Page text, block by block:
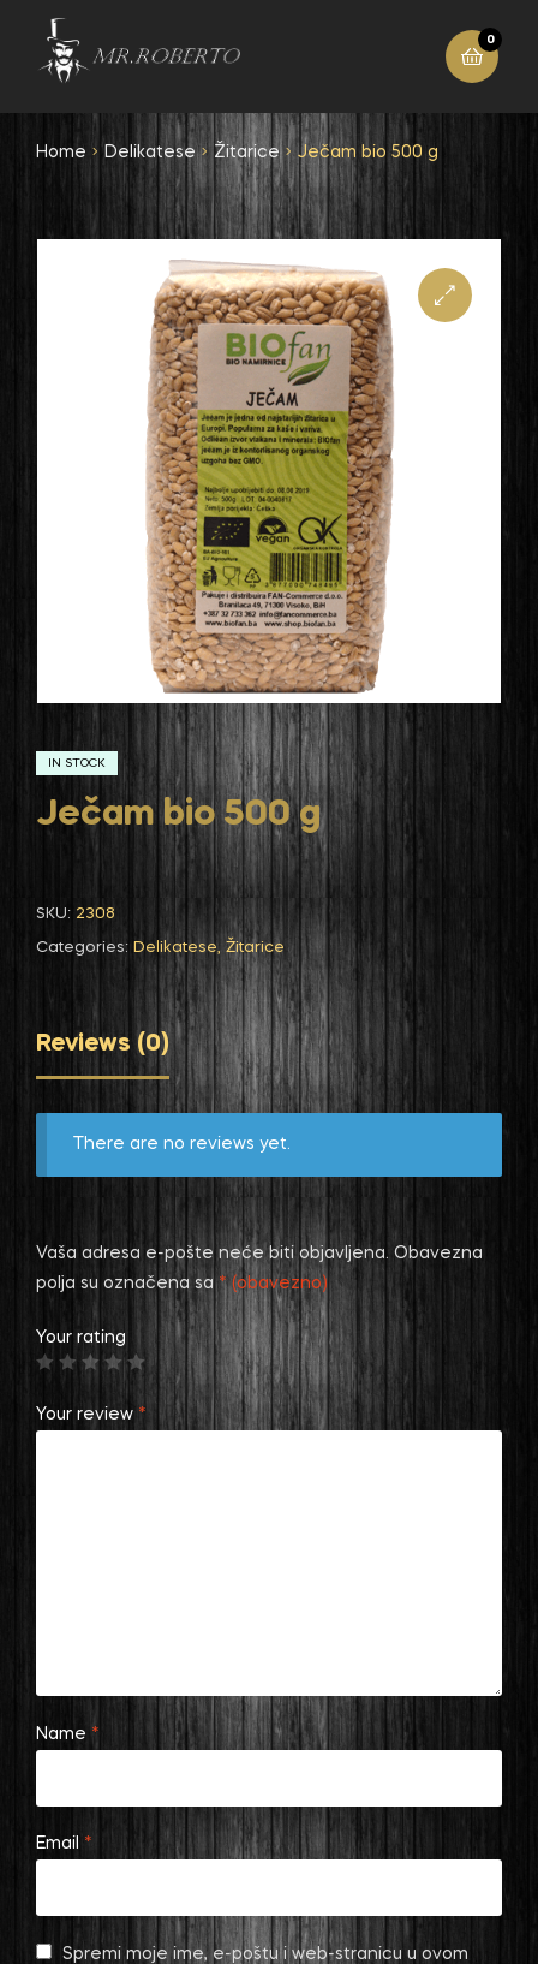
0
Home Delikatese Žitarice Ječam bio 500 g
IN STOCK
Ječam bio 500 g
SKU: 2308
Categories: Delikatese, Žitarice
Reviews (0)
There are no reviews yet.
Vaša adresa e-pošte neće biti objavljena. Obavezna
polja su označena sa* (obavezno)
Your rating
Your review *
Name *
Email *
Spremi moje ime, e-poštu i web-stranicu u ovom